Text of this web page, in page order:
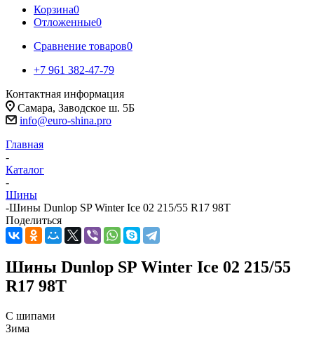
Корзина0
Отложенные0
Сравнение товаров0
+7 961 382-47-79
Контактная информация
Самара, Заводское ш. 5Б
info@euro-shina.pro
Главная
-
Каталог
-
Шины
-Шины Dunlop SP Winter Ice 02 215/55 R17 98T
Поделиться
Шины Dunlop SP Winter Ice 02 215/55
R17 98T
С шипами
Зима